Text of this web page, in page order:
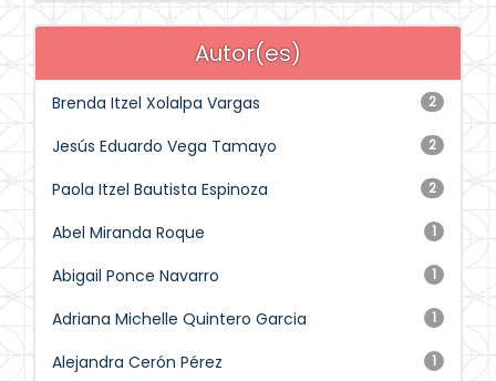
Autor(es)
2
Brenda Itzel Xolalpa Vargas
2
Jesús Eduardo Vega Tamayo
2
Paola Itzel Bautista Espinoza
1
Abel Miranda Roque
1
Abigail Ponce Navarro
1
Adriana Michelle Quintero Garcia
1
Alejandra Cerón Pérez